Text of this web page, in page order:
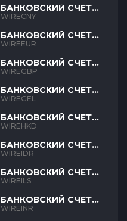
БАНКОВСКИЙ СЧЕТ
CNY
WIRECNY
БАНКОВСКИЙ СЧЕТ
EUR
WIREEUR
БАНКОВСКИЙ СЧЕТ
GBP
WIREGBP
БАНКОВСКИЙ СЧЕТ
GEL
WIREGEL
БАНКОВСКИЙ СЧЕТ
HKD
WIREHKD
БАНКОВСКИЙ СЧЕТ
IDR
WIREIDR
БАНКОВСКИЙ СЧЕТ
ILS
WIREILS
БАНКОВСКИЙ СЧЕТ
INR
WIREINR